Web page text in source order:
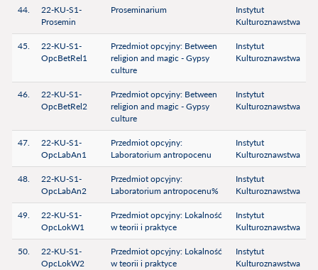
44.
22-KU-S1-
Prosemin
Proseminarium
Instytut
Kulturoznawstwa
45.
22-KU-S1-
OpcBetRel1
Przedmiot opcyjny: Between
religion and magic - Gypsy
culture
Instytut
Kulturoznawstwa
46.
22-KU-S1-
OpcBetRel2
Przedmiot opcyjny: Between
religion and magic - Gypsy
culture
Instytut
Kulturoznawstwa
47.
22-KU-S1-
OpcLabAn1
Przedmiot opcyjny:
Laboratorium antropocenu
Instytut
Kulturoznawstwa
48.
22-KU-S1-
OpcLabAn2
Przedmiot opcyjny:
Laboratorium antropocenu%
Instytut
Kulturoznawstwa
49.
22-KU-S1-
OpcLokW1
Przedmiot opcyjny: Lokalność
w teorii i praktyce
Instytut
Kulturoznawstwa
50.
22-KU-S1-
OpcLokW2
Przedmiot opcyjny: Lokalność
w teorii i praktyce
Instytut
Kulturoznawstwa